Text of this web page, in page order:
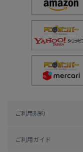
ご利用規約
ご利用ガイド